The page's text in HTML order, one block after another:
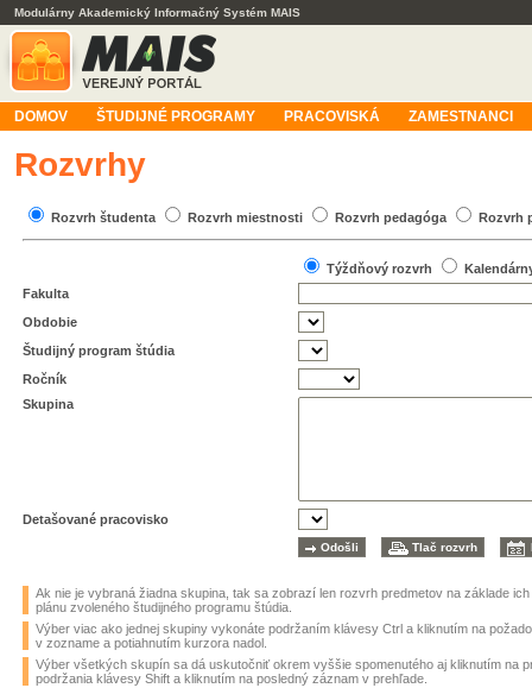
Modulárny Akademický Informačný Systém MAIS
DOMOV ŠTUDIJNÉ PROGRAMY PRACOVISKÁ ZAMESTNANCI
Rozvrhy
Rozvrh študenta Rozvrh miestnosti Rozvrh pedagóga Rozvrh
Týždňový rozvrh
Fakulta
Obdobie
Študijný program štúdia
Ročník
Skupina
Detašované pracovisko
Ak nie je vybraná žiadna skupina, tak sa zobrazí len rozvrh predmetov na základe
plánu zvoleného študijného programu štúdia.
Výber viac ako jednej skupiny vykonáte podržaním klávesy Ctrl a kliknutím na
v zozname a potiahnutím kurzora nadol.
Výber všetkých skupín sa dá uskutočniť okrem vyššie spomenutého aj kliknutím na
podržania klávesy Shift a kliknutím na posledný záznam v prehľade.